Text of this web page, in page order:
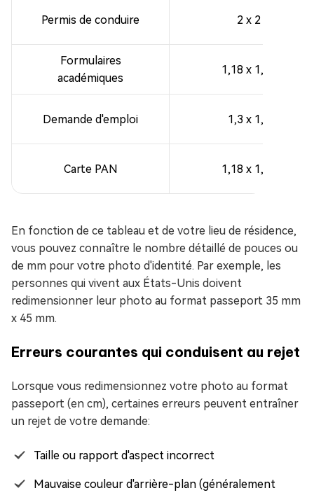
Permis de conduire 2 x 2
Formulaires
académiques
1,18 x 1,57
Demande d'emploi 1,3 x 1,8
Carte PAN 1,18 x 1,57
En fonction de ce tableau et de votre lieu de résidence,
vous pouvez connaître le nombre détaillé de pouces ou
de mm pour votre photo d'identité. Par exemple, les
personnes qui vivent aux États-Unis doivent
redimensionner leur photo au format passeport 35 mm
x 45 mm.
Erreurs courantes qui conduisent au rejet
Lorsque vous redimensionnez votre photo au format
passeport (en cm), certaines erreurs peuvent entraîner
un rejet de votre demande:
Taille ou rapport d'aspect incorrect
Mauvaise couleur d'arrière-plan (généralement